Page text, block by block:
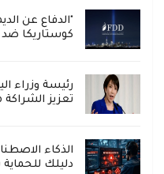
"الدفاع عن
كوستاريكا ضد
رئيسة وزراء
تعزيز
الذكاء
دليلك